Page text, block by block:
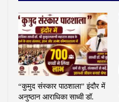
“कुमुद संस्कार पाठशाला” इंदौर में
अनुष्ठान आराधिका साध्वी डॉ.